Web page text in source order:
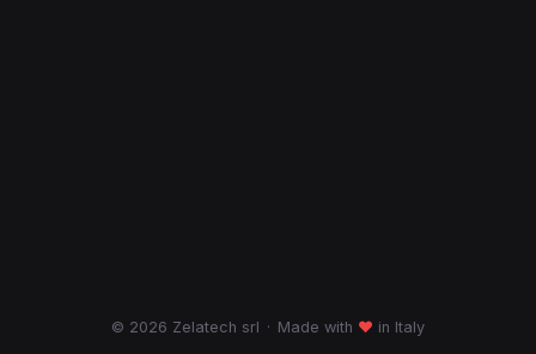
© 2026 Zelatech srl · Made with ♥ in Italy